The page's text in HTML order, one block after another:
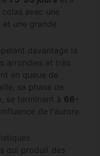
avec une
et une grande
davantage la
arrondies et très
en queue de
sa phase de
se terminant à 66-
de l'aurore
qui produit des